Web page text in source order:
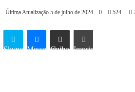
Última Atualização 5 de julho de 2024 0 524
Skype Messenger
Compartilhar via e-mail Imprimir